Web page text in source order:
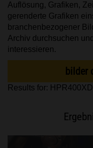
GEMEINNÜTZIGE
ARBEITEN
MARKEN
KARRIERE
Auflösung, Grafiken,
gerenderte Grafiken
branchenbezogener
Archiv durchsuchen
interessieren.
bilder
Results for: HPR400XD